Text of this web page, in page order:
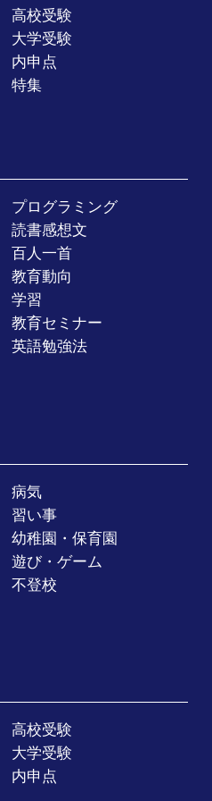
高校受験
大学受験
内申点
特集
プログラミング
読書感想文
百人一首
教育動向
学習
教育セミナー
英語勉強法
病気
習い事
幼稚園・保育園
遊び・ゲーム
不登校
高校受験
大学受験
内申点